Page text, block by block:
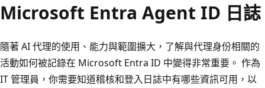
Microsoft Entra Agent ID 日誌
隨著 AI 代理的使用、能力與範圍擴大，了解與代理身份相關的
活動如何被記錄在 Microsoft Entra ID 中變得非常重要。 作為
IT 管理員，你需要知道稽核和登入日誌中有哪些資訊可用，以